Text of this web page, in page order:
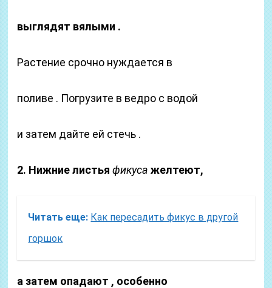
выглядят вялыми .
Растение срочно нуждается в
поливе . Погрузите в ведро с водой
и затем дайте ей стечь .
2. Нижние листьяфикуса желтеют,
Читать еще: Как пересадить фикус в другой
горшок
а затем опадают , особенно